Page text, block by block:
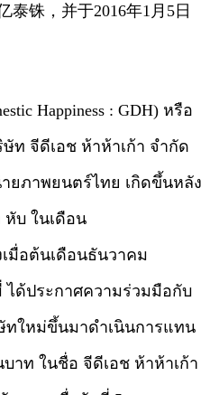
泰铢，并于2016年1月5日
Happiness : GDH) หรือ
ท จีดีเอช ห้าห้าเก้า จำกัด
ยภาพยนตร์ไทย เกิดขึ้นหลัง
หับ ในเดือน
มื่อต้นเดือนธันวาคม
ได้ประกาศความร่วมมือกับ
ทใหม่ขึ้นมาดำเนินการแทน
าท ในชื่อ จีดีเอช ห้าห้าเก้า